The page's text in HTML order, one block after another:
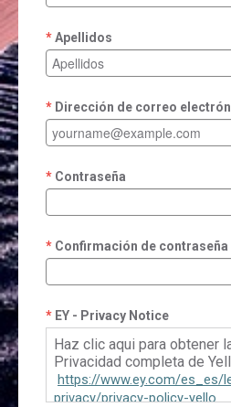
Apellidos
Dirección de correo
Contraseña
Confirmación de contraseña
EY - Privacy Notice
Haz clic aqui para obtener
Privacidad completa de
https://www.ey.com/es_es/
privacy/privacy-policy-yello